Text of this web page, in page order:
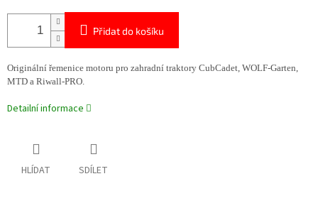
Přidat do košíku
Originální řemenice motoru pro zahradní traktory CubCadet, WOLF-Garten,
MTD a Riwall-PRO.
Detailní informace
HLÍDAT SDÍLET